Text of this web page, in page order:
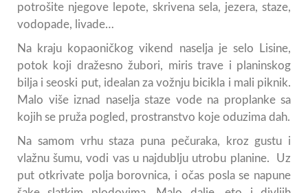
potrošite njegove lepote, skrivena sela, jezera, staze,
vodopade, livade…
Na kraju kopaoničkog vikend naselja je selo Lisine,
potok koji dražesno žubori, miris trave i planinskog
bilja i seoski put, idealan za vožnju bicikla i mali piknik.
Malo više iznad naselja staze vode na proplanke sa
kojih se pruža pogled, prostranstvo koje oduzima dah.
Na samom vrhu staza puna pečuraka, kroz gustu i
vlažnu šumu, vodi vas u najdublju utrobu planine. Uz
put otkrivate polja borovnica, i očas posla se napune